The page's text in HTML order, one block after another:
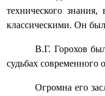
технического
классическими. Он
В.Г. Горохов
судьбах современного
Огромна его